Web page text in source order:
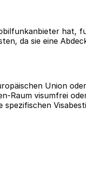
hat,
da sie eine
Union
Raum visumfrei
spezifischen